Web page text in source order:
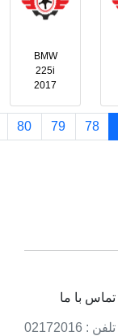
BMW
225i
2017
78
79
80
تماس با ما
تلفن : 02172016